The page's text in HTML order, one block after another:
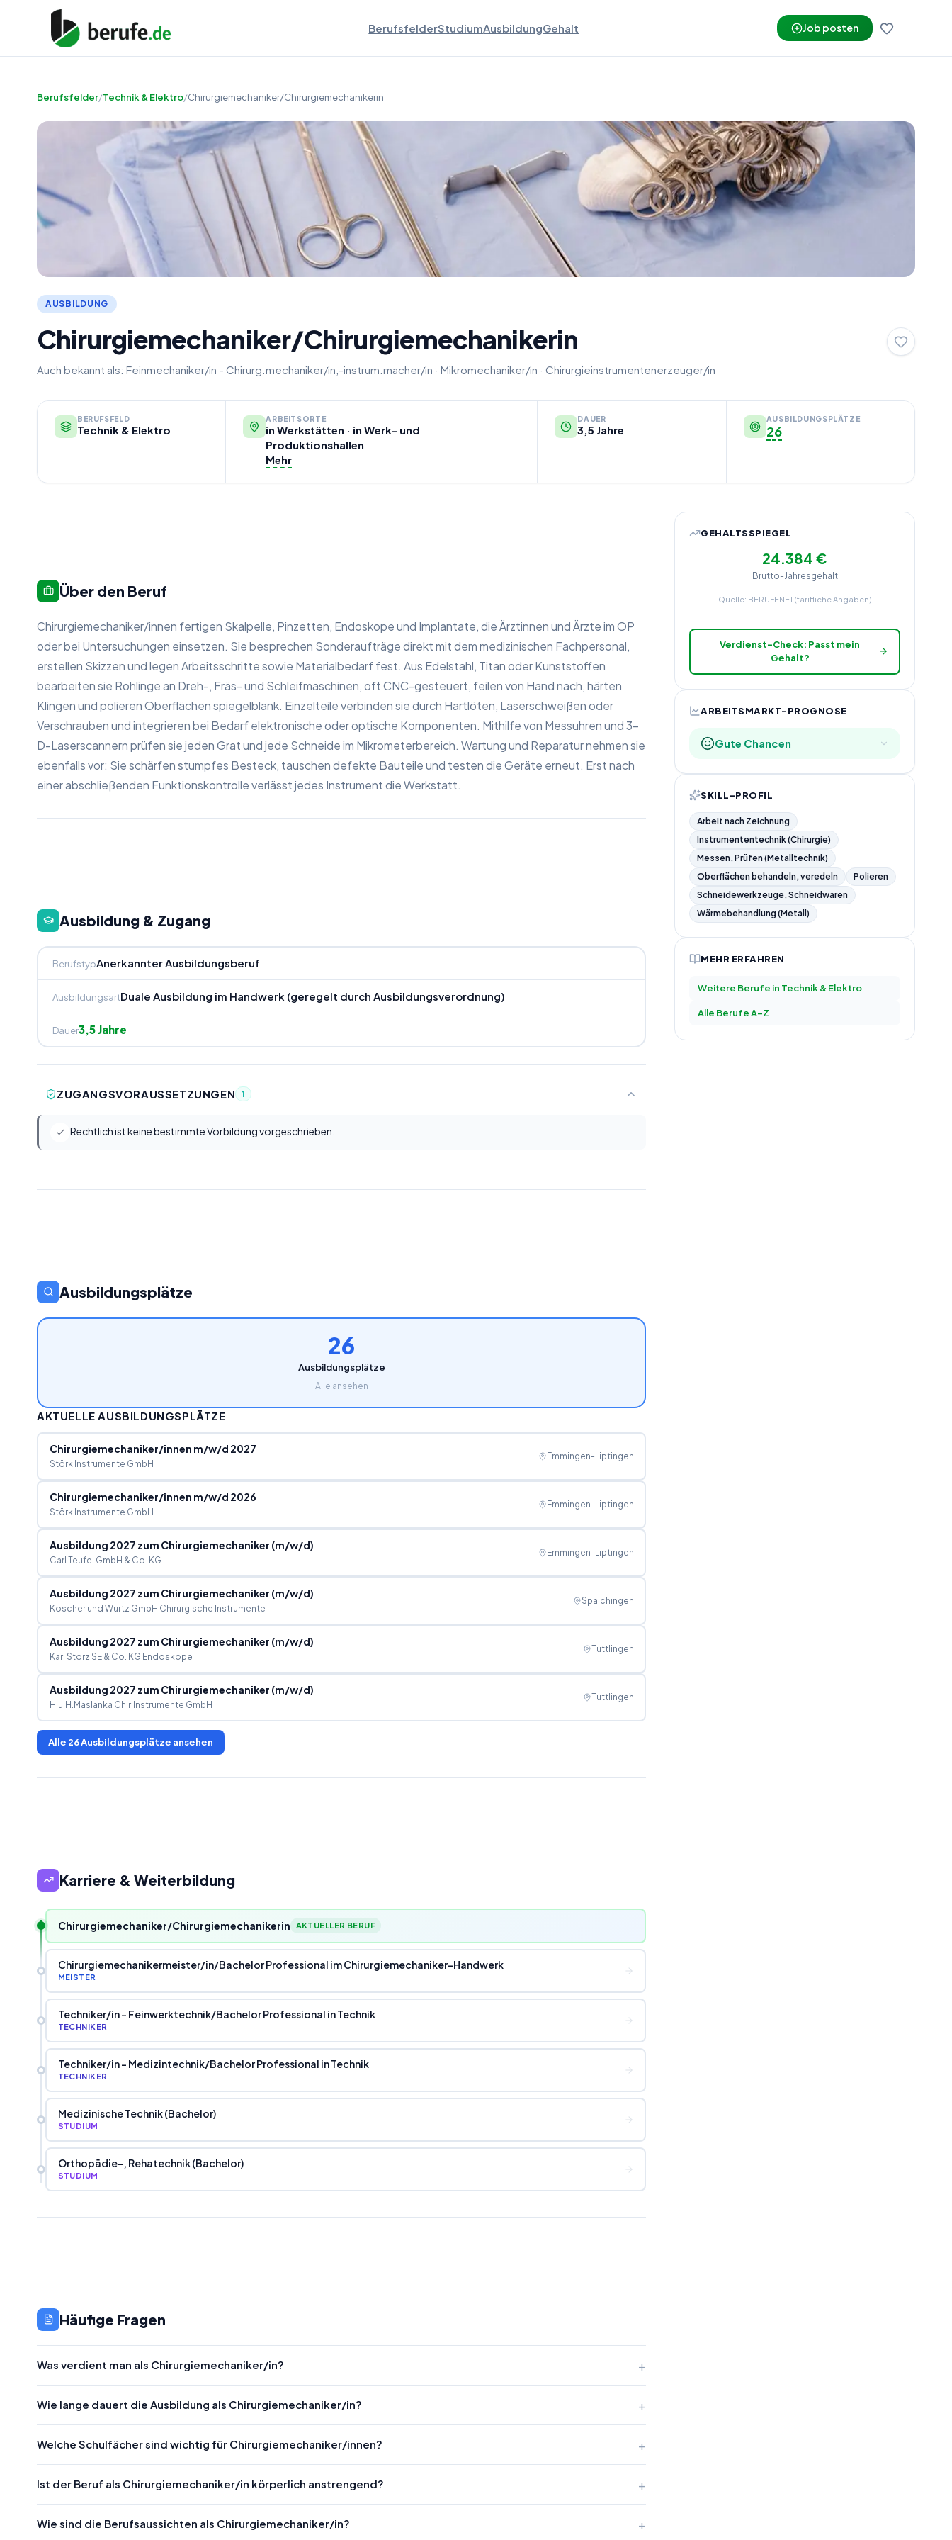
BerufsfelderStudiumAusbildungGehalt Job posten
Berufsfelder/Technik & Elektro/Chirurgiemechaniker/Chirurgiemechanikerin
AUSBILDUNG
Chirurgiemechaniker/Chirurgiemechanikerin
Auch bekannt als: Feinmechaniker/in - Chirurg.mechaniker/in,-instrum.macher/in · Mikromechaniker/in · Chirurgieinstrumentenerzeuger/in
BERUFSFELD
Technik & Elektro
ARBEITSORTE
in Werkstätten · in Werk- und
Produktionshallen
Mehr
DAUER
3,5 Jahre
AUSBILDUNGSPLÄTZE
26
Über den Beruf
Chirurgiemechaniker/innen fertigen Skalpelle, Pinzetten, Endoskope und Implantate, die Ärztinnen und Ärzte im OP
oder bei Untersuchungen einsetzen. Sie besprechen Sonderaufträge direkt mit dem medizinischen Fachpersonal,
erstellen Skizzen und legen Arbeitsschritte sowie Materialbedarf fest. Aus Edelstahl, Titan oder Kunststoffen
bearbeiten sie Rohlinge an Dreh-, Fräs- und Schleifmaschinen, oft CNC-gesteuert, feilen von Hand nach, härten
Klingen und polieren Oberflächen spiegelblank. Einzelteile verbinden sie durch Hartlöten, Laserschweißen oder
Verschrauben und integrieren bei Bedarf elektronische oder optische Komponenten. Mithilfe von Messuhren und 3-
D-Laserscannern prüfen sie jeden Grat und jede Schneide im Mikrometerbereich. Wartung und Reparatur nehmen sie
ebenfalls vor: Sie schärfen stumpfes Besteck, tauschen defekte Bauteile und testen die Geräte erneut. Erst nach
einer abschließenden Funktionskontrolle verlässt jedes Instrument die Werkstatt.
Ausbildung & Zugang
BerufstypAnerkannter Ausbildungsberuf
AusbildungsartDuale Ausbildung im Handwerk (geregelt durch Ausbildungsverordnung)
Dauer3,5 Jahre
ZUGANGSVORAUSSETZUNGEN 1
Rechtlich ist keine bestimmte Vorbildung vorgeschrieben.
Ausbildungsplätze
26
Ausbildungsplätze
Alle ansehen
AKTUELLE AUSBILDUNGSPLÄTZE
Chirurgiemechaniker/innen m/w/d 2027
Störk Instrumente GmbH
Emmingen-Liptingen
Chirurgiemechaniker/innen m/w/d 2026
Störk Instrumente GmbH
Emmingen-Liptingen
Ausbildung 2027 zum Chirurgiemechaniker (m/w/d)
Carl Teufel GmbH & Co. KG
Emmingen-Liptingen
Ausbildung 2027 zum Chirurgiemechaniker (m/w/d)
Koscher und Würtz GmbH Chirurgische Instrumente
Spaichingen
Ausbildung 2027 zum Chirurgiemechaniker (m/w/d)
Karl Storz SE & Co. KG Endoskope
Tuttlingen
Ausbildung 2027 zum Chirurgiemechaniker (m/w/d)
H.u.H.Maslanka Chir.Instrumente GmbH
Tuttlingen
Alle 26Ausbildungsplätze ansehen
Karriere & Weiterbildung
Chirurgiemechaniker/Chirurgiemechanikerin AKTUELLER BERUF
Chirurgiemechanikermeister/in/Bachelor Professional im Chirurgiemechaniker-Handwerk
MEISTER
Techniker/in - Feinwerktechnik/Bachelor Professional in Technik
TECHNIKER
Techniker/in - Medizintechnik/Bachelor Professional in Technik
TECHNIKER
Medizinische Technik (Bachelor)
STUDIUM
Orthopädie-, Rehatechnik (Bachelor)
STUDIUM
Häufige Fragen
Was verdient man als Chirurgiemechaniker/in?
Wie lange dauert die Ausbildung als Chirurgiemechaniker/in?
Welche Schulfächer sind wichtig für Chirurgiemechaniker/innen?
Ist der Beruf als Chirurgiemechaniker/in körperlich anstrengend?
Wie sind die Berufsaussichten als Chirurgiemechaniker/in?
GEHALTSSPIEGEL
24.384 €
Brutto-Jahresgehalt
Quelle: BERUFENET (tarifliche Angaben)
Verdienst-Check: Passt mein
Gehalt?
ARBEITSMARKT-PROGNOSE
Gute Chancen
SKILL-PROFIL
Arbeit nach Zeichnung
Instrumententechnik (Chirurgie)
Messen, Prüfen (Metalltechnik)
Oberflächen behandeln, veredeln
Polieren
Schneidewerkzeuge, Schneidwaren
Wärmebehandlung (Metall)
MEHR ERFAHREN
Weitere Berufe in Technik & Elektro
Alle Berufe A–Z